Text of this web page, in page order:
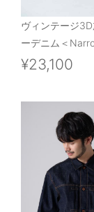
ヴィンテージ
ーデニム＜
¥23,100